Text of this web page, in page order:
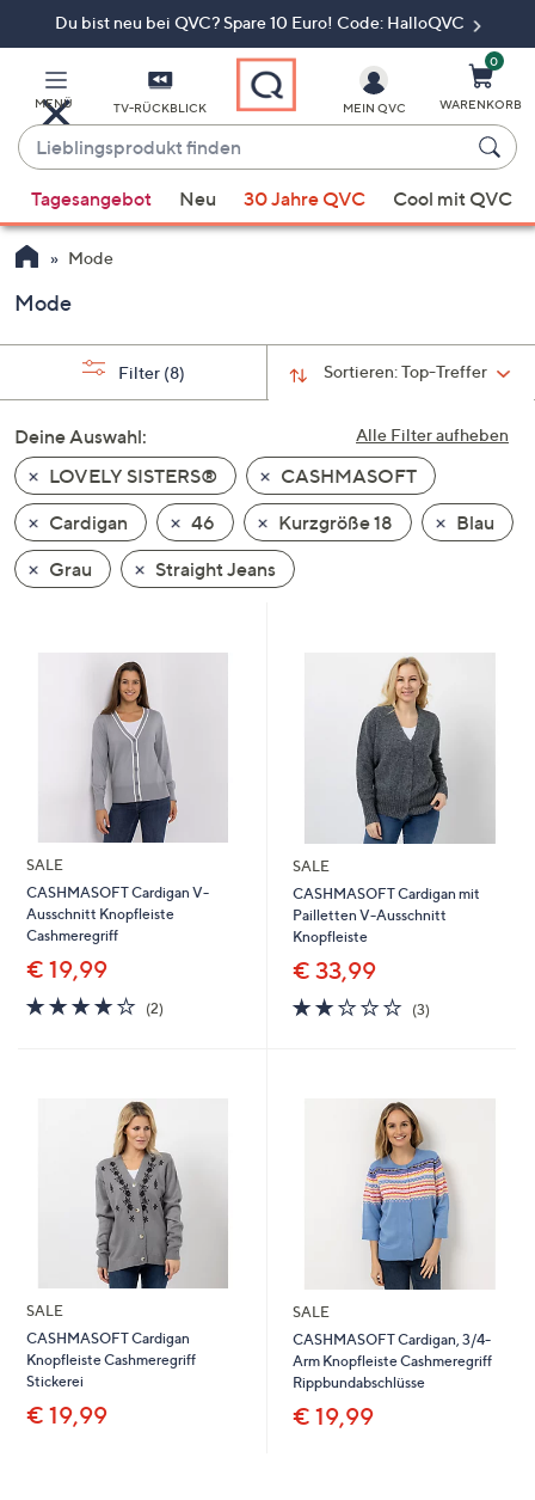
Du bist neu bei QVC? Spare 10 Euro! Code: HalloQVC
MENÜ TV-RÜCKBLICK
Lieblingsprodukt
finden
Vorschläge
verfügbar
sind,
verwenden
oben
und
nach
unten
oder
wischen
um
diese
anzuzeigen.
MEIN QVC
0
WARENKORB
Tagesangebot Neu 30 Jahre QVC Cool mit QVC
Mode
Mode
Sortieren:Top-Treffer
Filter (8)
Alle Filter aufheben
Deine Auswahl:
LOVELY SISTERS®
CASHMASOFT
Cardigan
46 Kurzgröße 18
Blau
Grau
Straight Jeans
SALE
CASHMASOFT Cardigan V-
Ausschnitt Knopfleiste
Cashmeregriff
€ 19,99
4.0
von
(2)2
SALE
CASHMASOFT Cardigan mit
Pailletten V-Ausschnitt
Knopfleiste
€ 33,99
2.0
von
(3)3
SALE
CASHMASOFT Cardigan
Knopfleiste Cashmeregriff
Stickerei
€ 19,99
SALE
CASHMASOFT Cardigan, 3/4-
Arm Knopfleiste Cashmeregriff
Rippbundabschlüsse
€ 19,99